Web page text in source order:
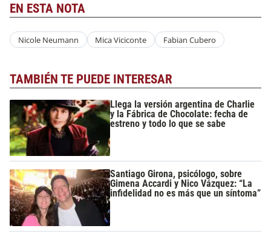
EN ESTA NOTA
Nicole Neumann Mica Viciconte Fabian Cubero
TAMBIÉN TE PUEDE INTERESAR
Llega la versión argentina de Charlie
y la Fábrica de Chocolate: fecha de
estreno y todo lo que se sabe
Santiago Girona, psicólogo, sobre
Gimena Accardi y Nico Vázquez: “La
infidelidad no es más que un síntoma”